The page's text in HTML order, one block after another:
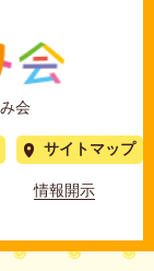
会
サイトマップ
情報開示